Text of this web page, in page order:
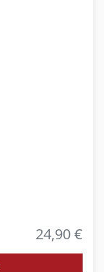
24,90 €